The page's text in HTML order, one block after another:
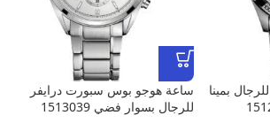
بمينا
ساعة هوجو بوس سبورت درايفر
للرجال بسوار فضي 1513039